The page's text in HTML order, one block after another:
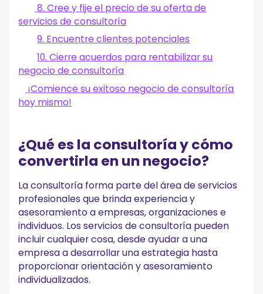
8. Cree y fije el precio de su oferta de
servicios de consultoría
9. Encuentre clientes potenciales
10. Cierre acuerdos para rentabilizar su
negocio de consultoría
¡Comience su exitoso negocio de consultoría
hoy mismo!
¿Qué es la consultoría y cómo
convertirla en un negocio?
La consultoría forma parte del área de servicios
profesionales que brinda experiencia y
asesoramiento a empresas, organizaciones e
individuos. Los servicios de consultoría pueden
incluir cualquier cosa, desde ayudar a una
empresa a desarrollar una estrategia hasta
proporcionar orientación y asesoramiento
individualizados.